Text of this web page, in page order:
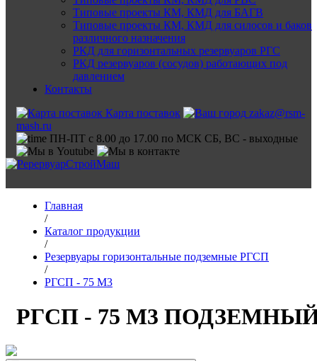
Типовые проекты КМ, КМД для БАГВ
Типовые проекты КМ, КМД для силосов и баков
различного назначения
РКД для горизонтальных резервуаров РГС
РКД резервуаров (сосудов) работающих под
давлением
Контакты
Карта поставок
zakaz@rsm-
mash.ru
ПН-ПТ с 8.00 до 17.00 по МСК СБ, ВС - выходные
Главная
/
Каталог продукции
/
Резервуары горизонтальные подземные РГСП
/
РГСП - 75 М3
РГСП - 75 М3